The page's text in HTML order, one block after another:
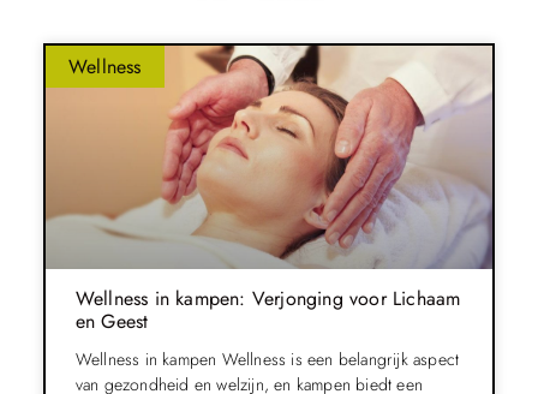
Wellness
Wellness in kampen: Verjonging voor Lichaam
en Geest
Wellness in kampen Wellness is een belangrijk aspect
van gezondheid en welzijn, en kampen biedt een